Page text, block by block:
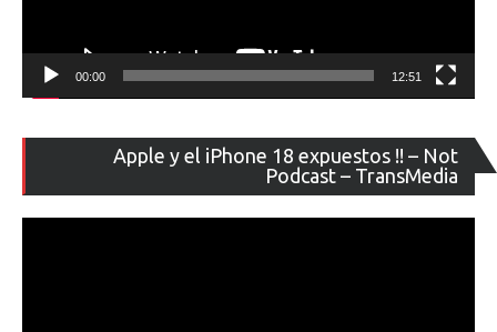
00:00 12:51
Apple y el iPhone 18 expuestos !! – Not
Podcast – TransMedia
de